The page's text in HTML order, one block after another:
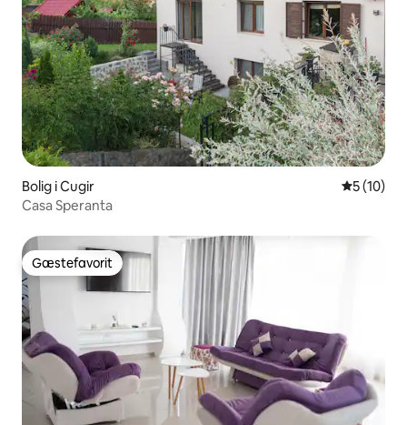
Bolig i Cugir 5 ud af 5 i
5 (10)
Casa Speranta
Gæstefavorit
Gæstefavorit